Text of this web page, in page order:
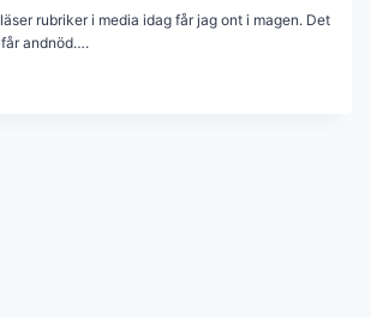
rubriker i media idag får jag ont i magen. Det
andnöd….